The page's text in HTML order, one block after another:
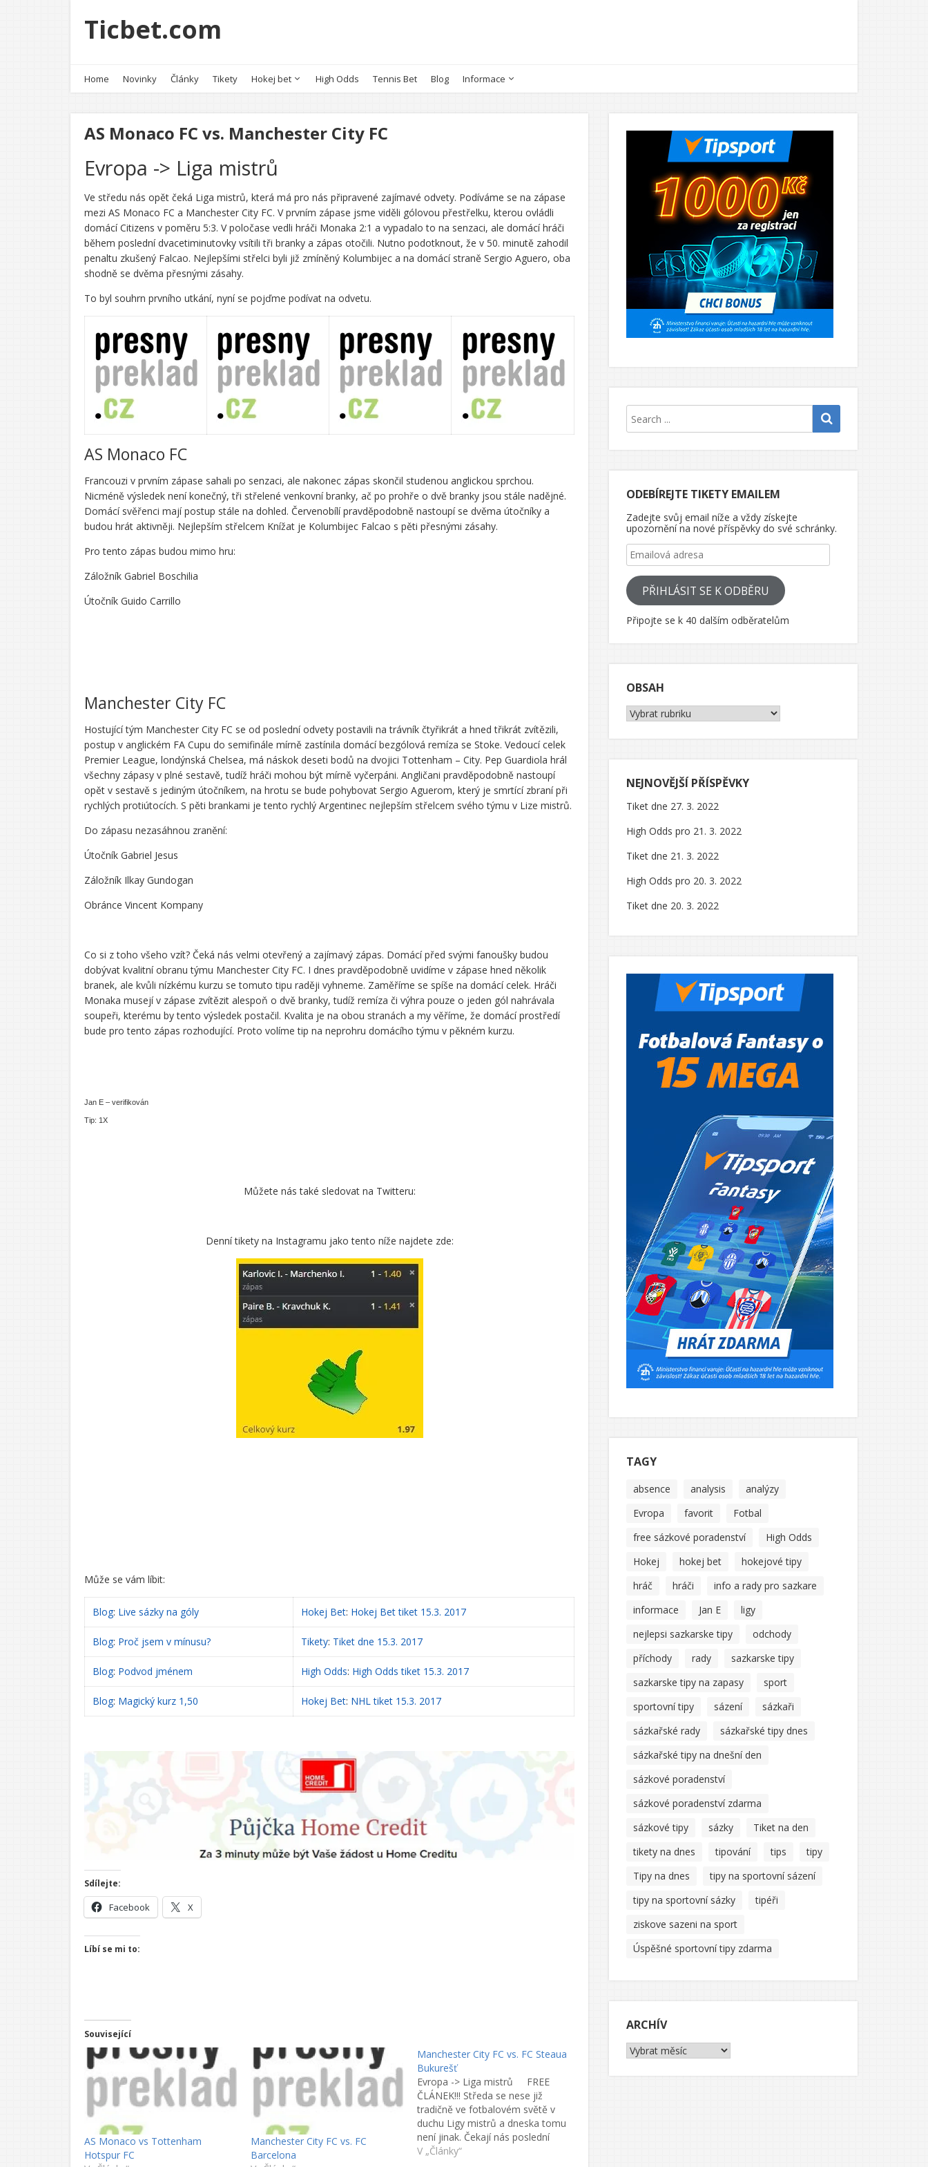
Ticbet.com
Home Novinky Články Tikety Hokej bet High Odds Tennis Bet Blog Informace
AS Monaco FC vs. Manchester City FC
Evropa -> Liga mistrů
Ve středu nás opět čeká Liga mistrů, která má pro nás připravené zajímavé odvety. Podíváme se na zápase
mezi AS Monaco FC a Manchester City FC. V prvním zápase jsme viděli gólovou přestřelku, kterou ovládli
domácí Citizens v poměru 5:3. V poločase vedli hráči Monaka 2:1 a vypadalo to na senzaci, ale domácí hráči
během poslední dvacetiminutovky vsítili tři branky a zápas otočili. Nutno podotknout, že v 50. minutě zahodil
penaltu zkušený Falcao. Nejlepšími střelci byli již zmíněný Kolumbijec a na domácí straně Sergio Aguero, oba
shodně se dvěma přesnými zásahy.
To byl souhrn prvního utkání, nyní se pojďme podívat na odvetu.
AS Monaco FC
Francouzi v prvním zápase sahali po senzaci, ale nakonec zápas skončil studenou anglickou sprchou.
Nicméně výsledek není konečný, tři střelené venkovní branky, ač po prohře o dvě branky jsou stále nadějné.
Domácí svěřenci mají postup stále na dohled. Červenobílí pravděpodobně nastoupí se dvěma útočníky a
budou hrát aktivněji. Nejlepším střelcem Knížat je Kolumbijec Falcao s pěti přesnými zásahy.
Pro tento zápas budou mimo hru:
Záložník Gabriel Boschilia
Útočník Guido Carrillo
Manchester City FC
Hostující tým Manchester City FC se od poslední odvety postavili na trávník čtyřikrát a hned třikrát zvítězili,
postup v anglickém FA Cupu do semifinále mírně zastínila domácí bezgólová remíza se Stoke. Vedoucí celek
Premier League, londýnská Chelsea, má náskok deseti bodů na dvojici Tottenham – City. Pep Guardiola hrál
všechny zápasy v plné sestavě, tudíž hráči mohou být mírně vyčerpáni. Angličani pravděpodobně nastoupí
opět v sestavě s jediným útočníkem, na hrotu se bude pohybovat Sergio Aguerom, který je smrtící zbraní při
rychlých protiútocích. S pěti brankami je tento rychlý Argentinec nejlepším střelcem svého týmu v Lize mistrů.
Do zápasu nezasáhnou zranění:
Útočník Gabriel Jesus
Záložník Ilkay Gundogan
Obránce Vincent Kompany
Co si z toho všeho vzít? Čeká nás velmi otevřený a zajímavý zápas. Domácí před svými fanoušky budou
dobývat kvalitní obranu týmu Manchester City FC. I dnes pravděpodobně uvidíme v zápase hned několik
branek, ale kvůli nízkému kurzu se tomuto tipu raději vyhneme. Zaměříme se spíše na domácí celek. Hráči
Monaka musejí v zápase zvítězit alespoň o dvě branky, tudíž remíza či výhra pouze o jeden gól nahrávala
soupeři, kterému by tento výsledek postačil. Kvalita je na obou stranách a my věříme, že domácí prostředí
bude pro tento zápas rozhodující. Proto volíme tip na neprohru domácího týmu v pěkném kurzu.
Jan E – verifikován
Tip: 1X
Můžete nás také sledovat na Twitteru:
Denní tikety na Instagramu jako tento níže najdete zde:
Může se vám líbit:
Blog: Live sázky na góly Hokej Bet: Hokej Bet tiket 15.3. 2017
Blog: Proč jsem v mínusu? Tikety: Tiket dne 15.3. 2017
Blog: Podvod jménem High Odds: High Odds tiket 15.3. 2017
Blog: Magický kurz 1,50 Hokej Bet: NHL tiket 15.3. 2017
Sdílejte:
Facebook X
Líbí se mi to:
Související
AS Monaco vs Tottenham
Hotspur FC
Manchester City FC vs. FC
Barcelona
Manchester City FC vs. FC Steaua
Bukurešť
Evropa -> Liga mistrů FREE
ČLÁNEK!!! Středa se nese již
tradičně ve fotbalovém světě v
duchu Ligy mistrů a dneska tomu
není jinak. Čekají nás poslední
odvety před skupinou. Nás zaujal
V „Články“
ODEBÍREJTE TIKETY EMAILEM
Zadejte svůj email níže a vždy získejte
upozornění na nové příspěvky do své schránky.
Emailová adresa
PŘIHLÁSIT SE K ODBĚRU
Připojte se k 40 dalším odběratelům
OBSAH
Obsah
NEJNOVĚJŠÍ PŘÍSPĚVKY
Tiket dne 27. 3. 2022
High Odds pro 21. 3. 2022
Tiket dne 21. 3. 2022
High Odds pro 20. 3. 2022
Tiket dne 20. 3. 2022
TAGY
absence analysis
analýzy
Evropa
favorit
Fotbal
free sázkové poradenství
High Odds
Hokej
hokej bet
hokejové tipy
hráč
hráči
info a rady pro sazkare
informace
Jan E
ligy
nejlepsi sazkarske tipy
odchody
příchody
rady
sazkarske tipy
sazkarske tipy na zapasy
sport
sportovní tipy
sázení
sázkaři
sázkařské rady
sázkařské tipy dnes
sázkařské tipy na dnešní den
sázkové poradenství
sázkové poradenství zdarma
sázkové tipy
sázky
Tiket na den
tikety na dnes
tipování tips
tipy
Tipy na dnes
tipy na sportovní sázení
tipy na sportovní sázky
tipéři
ziskove sazeni na sport
Úspěšné sportovní tipy zdarma
ARCHÍV
Archív